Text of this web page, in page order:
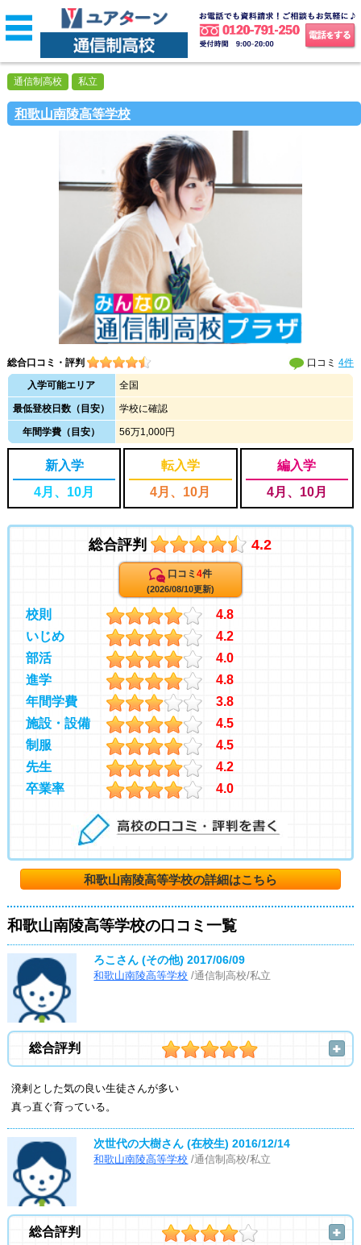
和歌山南陵高等学校
通信制高校 私立
総合口コミ・評判 口コミ4件
入学可能エリア
全国
最低登校日数（目安） 学校に確認
年間学費（目安） 56万1,000円
新入学
4月、10月
転入学
4月、10月
編入学
4月、10月
総合評判 4.2
口コミ 4件
(2026/08/10更新)
校則
4.8
いじめ
4.2
部活
4.0
進学
4.8
年間学費
3.8
施設・設備
4.5
制服
4.5
先生
4.2
卒業率
4.0
和歌山南陵高等学校の詳細はこちら
和歌山南陵高等学校の口コミ一覧
ろこさん (その他)2017/06/09
和歌山南陵高等学校 /通信制高校/私立
総合評判
溌剌とした気の良い生徒さんが多い
真っ直ぐ育っている。
次世代の大樹さん (在校生)2016/12/14
和歌山南陵高等学校 /通信制高校/私立
総合評判